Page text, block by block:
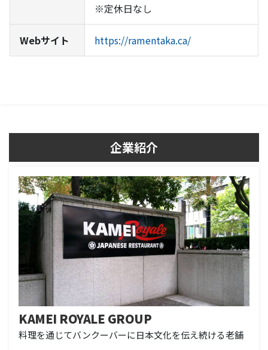
※定休日なし
Webサイト https://ramentaka.ca/
企業紹介
KAMEI ROYALE GROUP
料理を通じてバンクーバーに日本文化を伝え続ける老舗